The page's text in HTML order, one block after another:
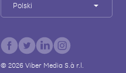
Polski
© 2026Viber Media S.à r.l.